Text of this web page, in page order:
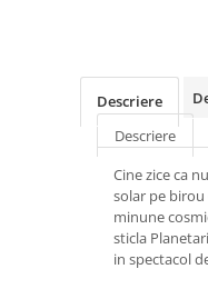
Descriere
Descriere
Cine zice ca
solar pe birou
minune
sticla
in spectacol